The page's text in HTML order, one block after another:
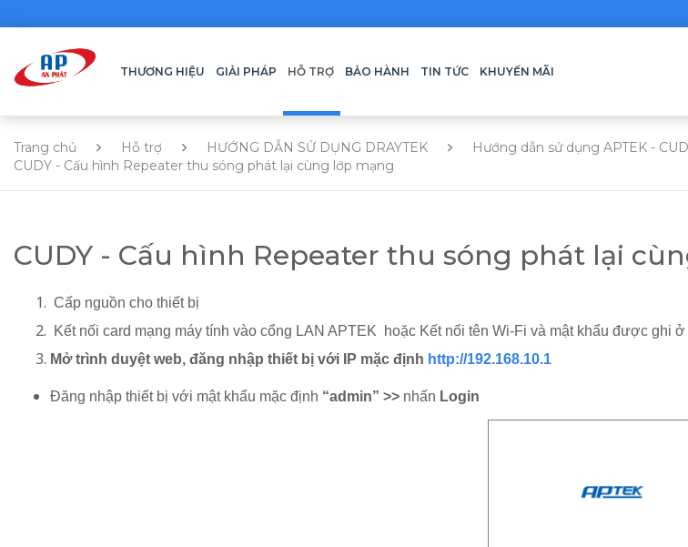
THƯƠNG HIỆU GIẢI PHÁP HỖ TRỢ BẢO HÀNH TIN TỨC KHUYẾN MÃI
Trang chủ Hỗ trợ HƯỚNG DẪN SỬ DỤNG DRAYTEK Hướng dẫn sử dụng APTEK -
CUDY - Cấu hình Repeater thu sóng phát lại cùng lớp mạng
CUDY - Cấu hình Repeater thu sóng phát lại
Cấp nguồn cho thiết bị
Kết nối card mạng máy tính vào cổng LAN APTEK hoặc Kết nối tên Wi-Fi và mật khẩu được ghi
Mở trình duyệt web, đăng nhập thiết bị với IP mặc định http://192.168.10.1
Đăng nhập thiết bị với mật khẩu mặc định “admin” >> nhấn Login